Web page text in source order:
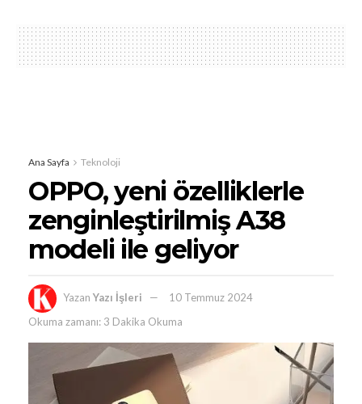
Ana Sayfa Teknoloji
OPPO, yeni özelliklerle
zenginleştirilmiş A38
modeli ile geliyor
Yazan Yazı İşleri
10 Temmuz 2024
Okuma zamanı: 3 Dakika Okuma